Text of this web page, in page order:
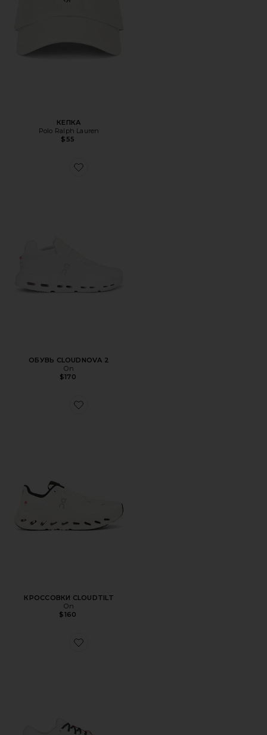
КЕПКА
Polo Ralph Lauren
$55
Favorite ОБУВЬ CLOUDNOVA 2
ОБУВЬ CLOUDNOVA 2
On
$170
Favorite КРОССОВКИ CLOUDTILT
КРОССОВКИ CLOUDTILT
On
$160
Favorite КРОССОВКИ CLOUDRUNNER